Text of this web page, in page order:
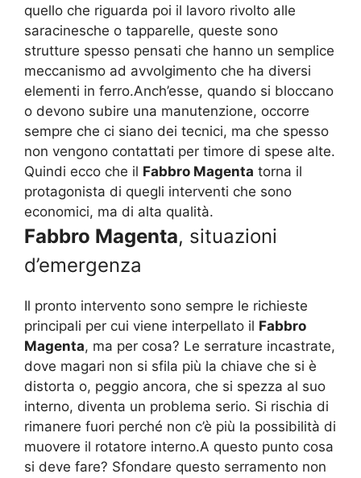
quello che riguarda poi il lavoro rivolto alle
saracinesche o tapparelle, queste sono
strutture spesso pensati che hanno un semplice
meccanismo ad avvolgimento che ha diversi
elementi in ferro.Anch’esse, quando si bloccano
o devono subire una manutenzione, occorre
sempre che ci siano dei tecnici, ma che spesso
non vengono contattati per timore di spese alte.
Quindi ecco che il Fabbro Magenta torna il
protagonista di quegli interventi che sono
economici, ma di alta qualità.
Fabbro Magenta, situazioni
d’emergenza
Il pronto intervento sono sempre le richieste
principali per cui viene interpellato il Fabbro
Magenta, ma per cosa? Le serrature incastrate,
dove magari non si sfila più la chiave che si è
distorta o, peggio ancora, che si spezza al suo
interno, diventa un problema serio. Si rischia di
rimanere fuori perché non c’è più la possibilità di
muovere il rotatore interno.A questo punto cosa
si deve fare? Sfondare questo serramento non